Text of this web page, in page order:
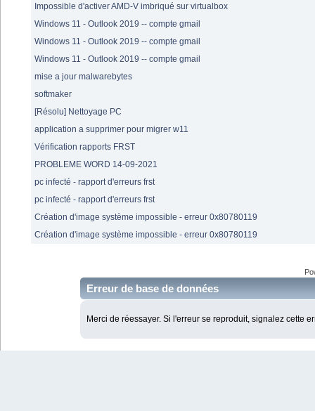
Impossible d'activer AMD-V imbriqué sur virtualbox
Windows 11 - Outlook 2019 -- compte gmail
Windows 11 - Outlook 2019 -- compte gmail
Windows 11 - Outlook 2019 -- compte gmail
mise a jour malwarebytes
softmaker
[Résolu] Nettoyage PC
application a supprimer pour migrer w11
Vérification rapports FRST
PROBLEME WORD 14-09-2021
pc infecté - rapport d'erreurs frst
pc infecté - rapport d'erreurs frst
Création d'image système impossible - erreur 0x80780119
Création d'image système impossible - erreur 0x80780119
Erreur de base de données
Merci de réessayer. Si l'erreur se reproduit, signalez cette